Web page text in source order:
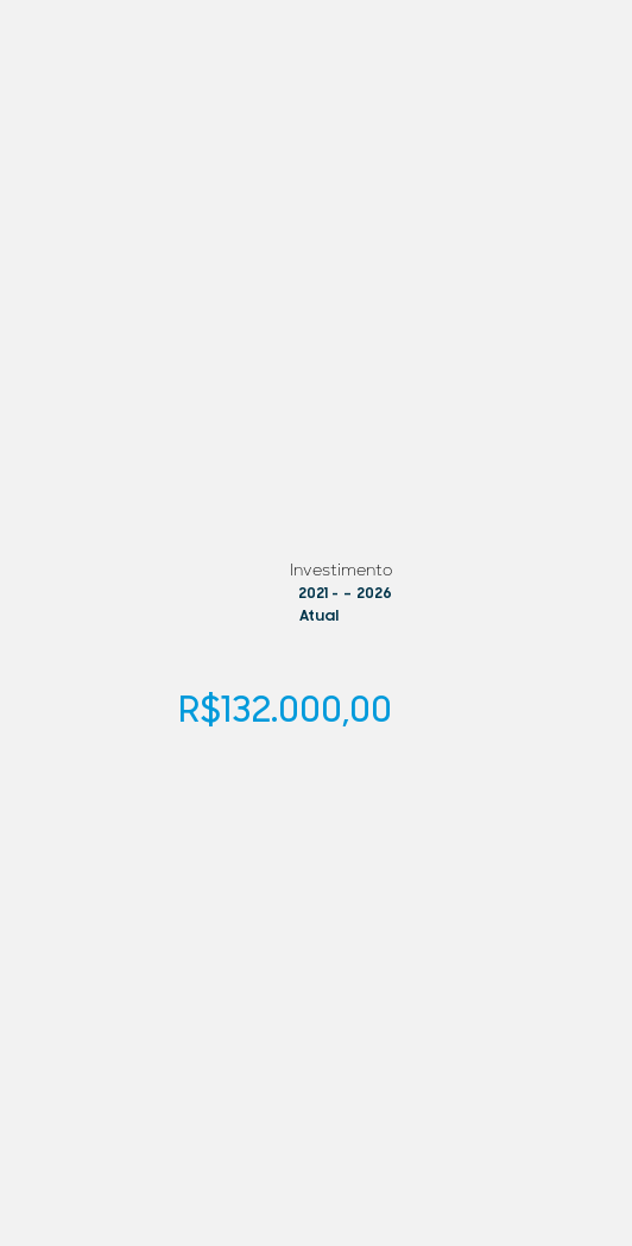
Investimento
–
2021 -
Atual
2026
R$132.000,00